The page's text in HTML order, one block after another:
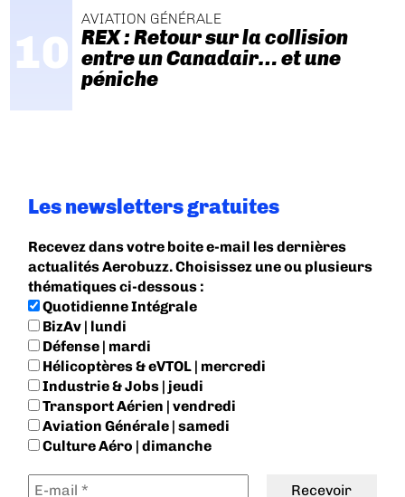
AVIATION GÉNÉRALE
REX : Retour sur la collision
entre un Canadair… et une
péniche
Les newsletters gratuites
Recevez dans votre boite e-mail les dernières
actualités Aerobuzz. Choisissez une ou plusieurs
thématiques ci-dessous :
Quotidienne Intégrale
BizAv | lundi
Défense | mardi
Hélicoptères & eVTOL | mercredi
Industrie & Jobs | jeudi
Transport Aérien | vendredi
Aviation Générale | samedi
Culture Aéro | dimanche